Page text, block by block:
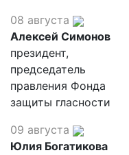
08 августа
Алексей Симонов
президент,
председатель
правления Фонда
защиты гласности
09 августа
Юлия Богатикова